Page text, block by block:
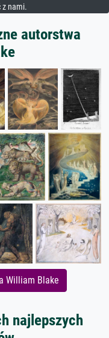
z nami.
autorstwa
William Blake
najlepszych